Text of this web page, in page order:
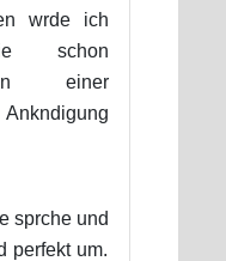
wrde ich
schon
einer
sprche und
perfekt um.